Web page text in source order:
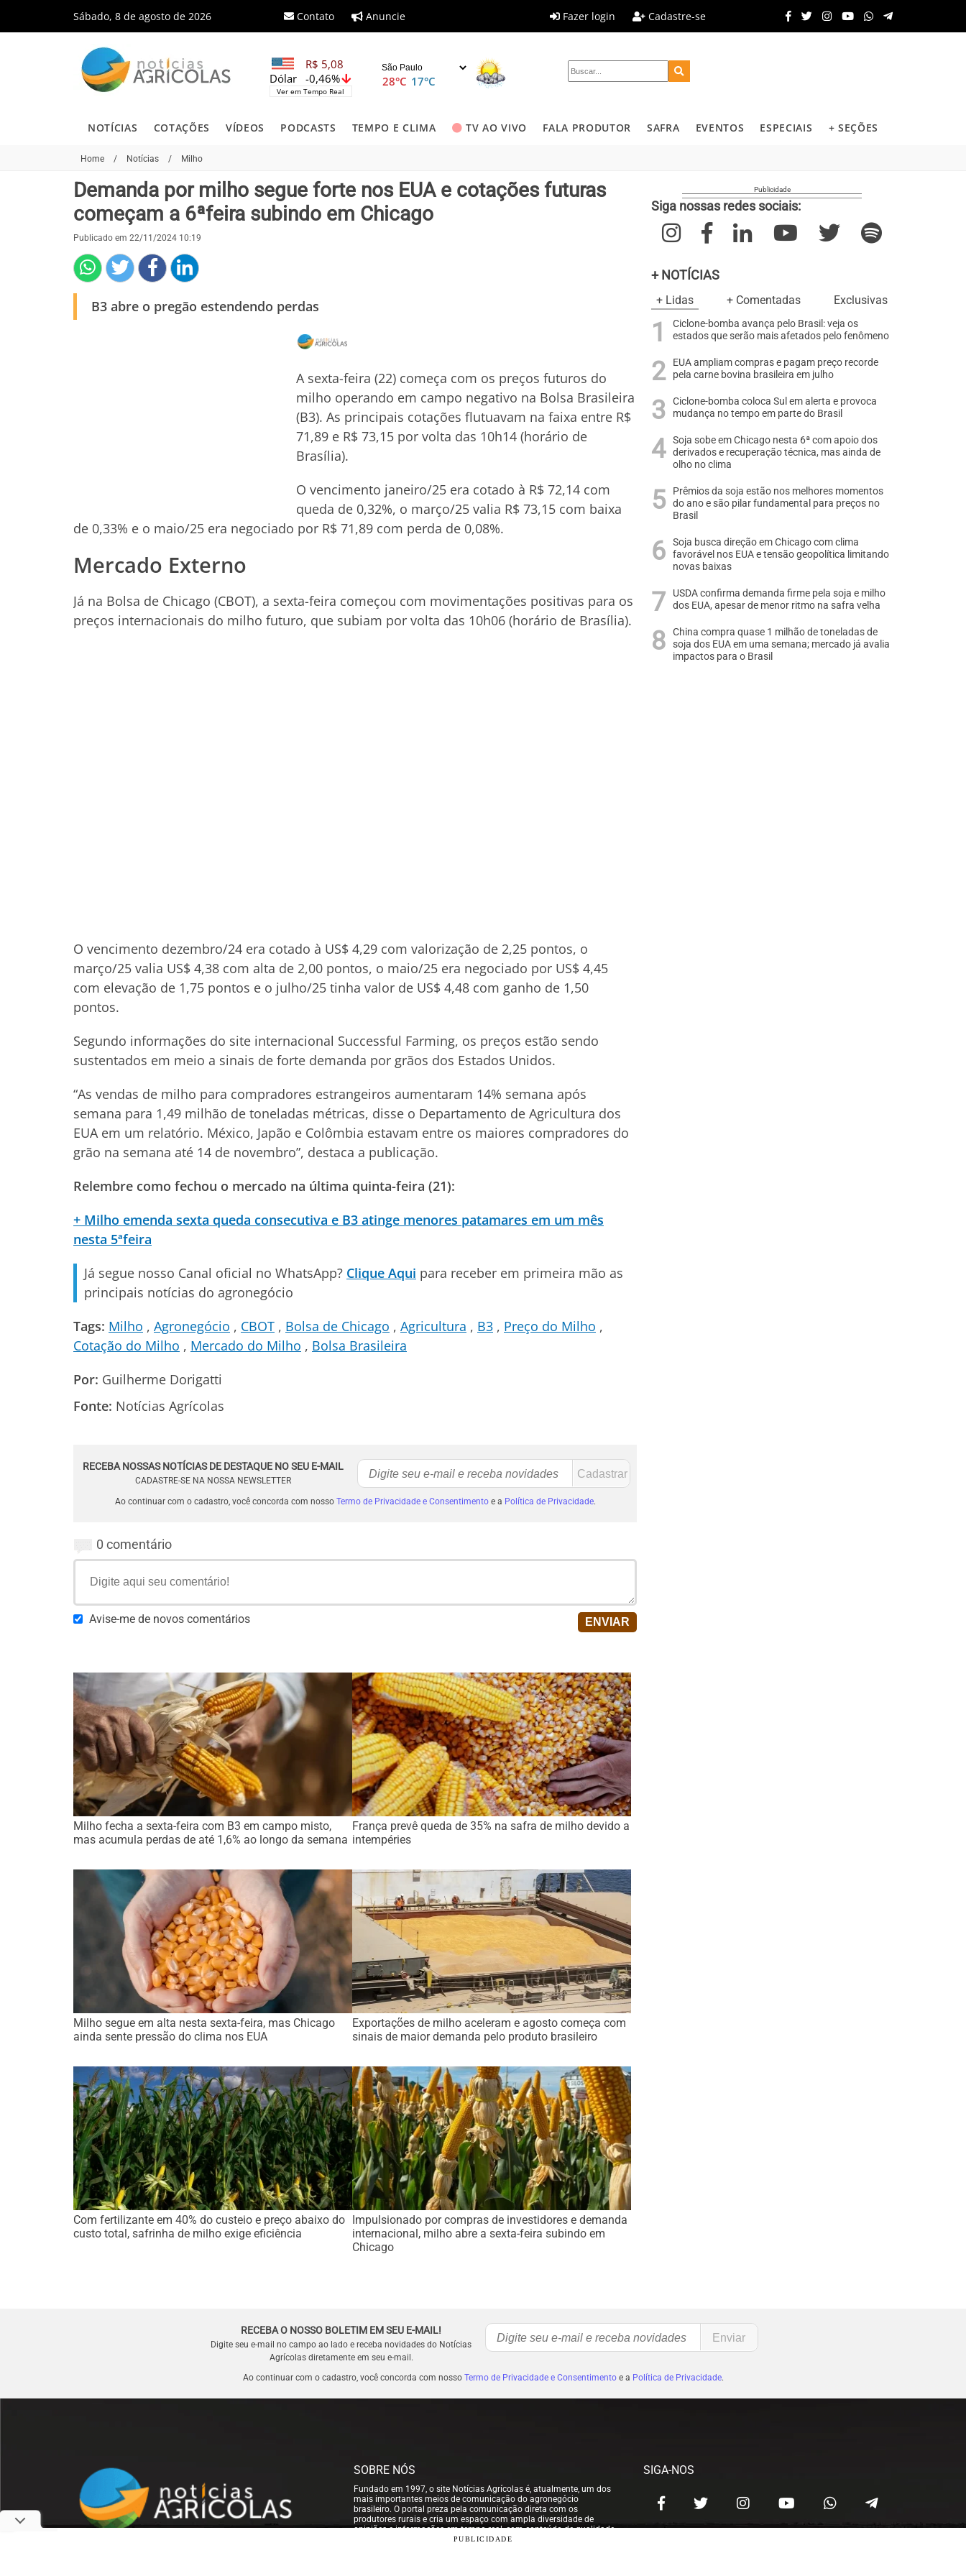
Sábado, 8 de agosto de 2026 Contato Anuncie Fazer login Cadastre-se
R$ 5,08
-0,46%
Dólar
Ver em Tempo Real
28°C 17°C
NOTÍCIAS COTAÇÕES VÍDEOS PODCASTS TEMPO E CLIMA TV AO VIVO FALA PRODUTOR SAFRA EVENTOS ESPECIAIS + SEÇÕES
Home / Notícias / Milho
Demanda por milho segue forte nos EUA e cotações futuras
começam a 6ªfeira subindo em Chicago
Publicado em 22/11/2024 10:19
B3 abre o pregão estendendo perdas
A sexta-feira (22) começa com os preços futuros do
milho operando em campo negativo na Bolsa Brasileira
(B3). As principais cotações flutuavam na faixa entre R$
71,89 e R$ 73,15 por volta das 10h14 (horário de
Brasília).
O vencimento janeiro/25 era cotado à R$ 72,14 com
queda de 0,32%, o março/25 valia R$ 73,15 com baixa
de 0,33% e o maio/25 era negociado por R$ 71,89 com perda de 0,08%.
Mercado Externo
Já na Bolsa de Chicago (CBOT), a sexta-feira começou com movimentações positivas para os
preços internacionais do milho futuro, que subiam por volta das 10h06 (horário de Brasília).
O vencimento dezembro/24 era cotado à US$ 4,29 com valorização de 2,25 pontos, o
março/25 valia US$ 4,38 com alta de 2,00 pontos, o maio/25 era negociado por US$ 4,45
com elevação de 1,75 pontos e o julho/25 tinha valor de US$ 4,48 com ganho de 1,50
pontos.
Segundo informações do site internacional Successful Farming, os preços estão sendo
sustentados em meio a sinais de forte demanda por grãos dos Estados Unidos.
“As vendas de milho para compradores estrangeiros aumentaram 14% semana após
semana para 1,49 milhão de toneladas métricas, disse o Departamento de Agricultura dos
EUA em um relatório. México, Japão e Colômbia estavam entre os maiores compradores do
grão na semana até 14 de novembro”, destaca a publicação.
Relembre como fechou o mercado na última quinta-feira (21):
+ Milho emenda sexta queda consecutiva e B3 atinge menores patamares em um mês
nesta 5ªfeira
Já segue nosso Canal oficial no WhatsApp? Clique Aqui para receber em primeira mão as
principais notícias do agronegócio
Tags: Milho Agronegócio CBOT Bolsa de Chicago Agricultura B3
Preço do Milho
Cotação do Milho
Mercado do Milho
Bolsa Brasileira
Por: Guilherme Dorigatti
Fonte: Notícias Agrícolas
RECEBA NOSSAS NOTÍCIAS DE DESTAQUE NO SEU E-MAIL
CADASTRE-SE NA NOSSA NEWSLETTER
Ao continuar com o cadastro, você concorda com nosso Termo de Privacidade e Consentimentoe a Política de Privacidade.
0 comentário
Avise-me de novos comentários
Milho fecha a sexta-feira com B3 em campo misto,
mas acumula perdas de até 1,6% ao longo da semana
França prevê queda de 35% na safra de milho devido a
intempéries
Milho segue em alta nesta sexta-feira, mas Chicago
ainda sente pressão do clima nos EUA
Exportações de milho aceleram e agosto começa com
sinais de maior demanda pelo produto brasileiro
Com fertilizante em 40% do custeio e preço abaixo do
custo total, safrinha de milho exige eficiência
Impulsionado por compras de investidores e demanda
internacional, milho abre a sexta-feira subindo em
Chicago
Siga nossas redes sociais:
+ NOTÍCIAS
+ Lidas + Comentadas Exclusivas
Ciclone-bomba avança pelo Brasil: veja os
estados que serão mais afetados pelo fenômeno
EUA ampliam compras e pagam preço recorde
pela carne bovina brasileira em julho
Ciclone-bomba coloca Sul em alerta e provoca
mudança no tempo em parte do Brasil
Soja sobe em Chicago nesta 6ª com apoio dos
derivados e recuperação técnica, mas ainda de
olho no clima
Prêmios da soja estão nos melhores momentos
do ano e são pilar fundamental para preços no
Brasil
Soja busca direção em Chicago com clima
favorável nos EUA e tensão geopolítica limitando
novas baixas
USDA confirma demanda firme pela soja e milho
dos EUA, apesar de menor ritmo na safra velha
China compra quase 1 milhão de toneladas de
soja dos EUA em uma semana; mercado já avalia
impactos para o Brasil
RECEBA O NOSSO BOLETIM EM SEU E-MAIL!
Digite seu e-mail no campo ao lado e receba novidades do Notícias
Agrícolas diretamente em seu e-mail.
Ao continuar com o cadastro, você concorda com nosso Termo de Privacidade e Consentimentoe a Política de Privacidade.
SOBRE NÓS
Fundado em 1997, o site Notícias Agrícolas é, atualmente, um dos
mais importantes meios de comunicação do agronegócio
brasileiro. O portal preza pela comunicação direta com os
produtores rurais e cria um espaço com ampla diversidade de
opiniões e informações em tempo real, com conteúdo de qualidade
para que nossos usuários possam tomar sempre as melhores
SIGA-NOS
PUBLICIDADE